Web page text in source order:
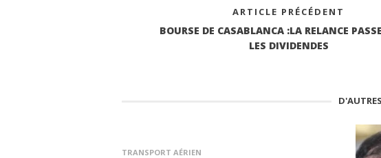
ARTICLE PRÉCÉDENT
BOURSE DE CASABLANCA :LA RELANCE
LES DIVIDENDES
TRANSPORT AÉRIEN